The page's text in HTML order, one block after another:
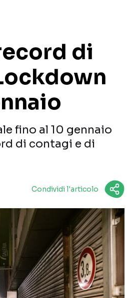
di
fino al 10 gennaio
di contagi e di
Condividi l'articolo